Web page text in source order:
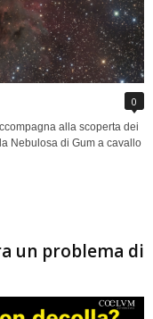
0
alla scoperta dei
Nebulosa di Gum a cavallo
un problema di